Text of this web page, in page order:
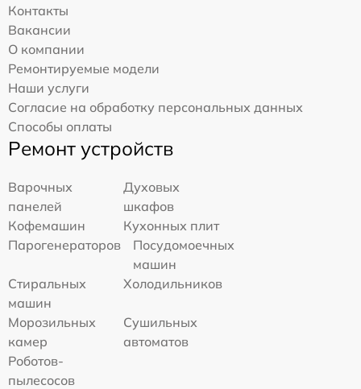
Контакты
Вакансии
О компании
Ремонтируемые модели
Наши услуги
Согласие на обработку персональных данных
Способы оплаты
Ремонт устройств
Варочных
панелей
Духовых
шкафов
Кофемашин
Кухонных плит
Парогенераторов
Посудомоечных
машин
Стиральных
машин
Холодильников
Морозильных
камер
Сушильных
автоматов
Роботов-
пылесосов